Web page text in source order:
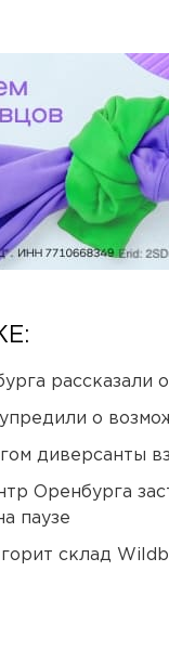
рассказали
о
диверсанты
Оренбурга
паузе
склад